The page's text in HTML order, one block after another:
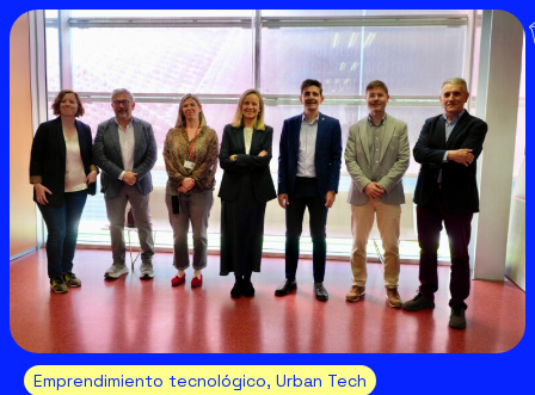
Emprendimiento tecnológico, Urban Tech